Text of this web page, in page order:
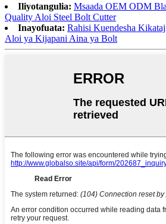
Iliyotangulia: Msaada OEM ODM
Quality Aloi Steel Bolt Cutter
Inayofuata: Rahisi Kuendesha
Aloi ya Kijapani Aina ya Bolt